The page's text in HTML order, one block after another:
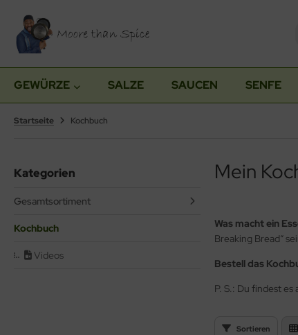
GEWÜRZE SALZE SAUCEN SENFE
Startseite Kochbuch
Kategorien
Gesamtsortiment
Kochbuch
Videos
Mein
Was macht ein
Breaking Bread“
Bestell das
P. S.: Du findest
Sortieren
ALLES ANZEIGEN AUS GEWÜRZE
ohne Salz
ALLES ANZEIGEN AUS SETS